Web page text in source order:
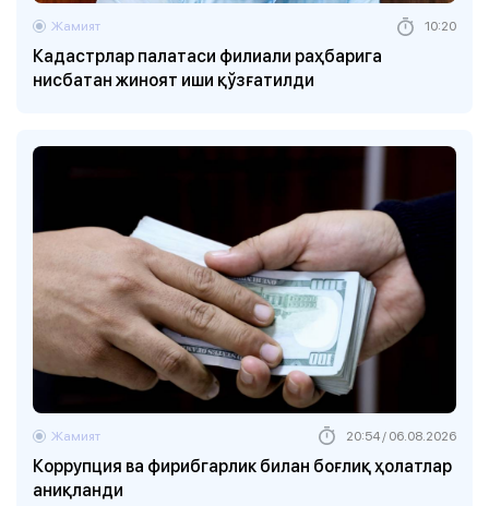
Кадастрлар палатаси филиали раҳбарига
нисбатан жиноят иши қўзғатилди
Жамият 10:20
Коррупция ва фирибгарлик билан боғлиқ ҳолатлар
аниқланди
Жамият 20:54 / 06.08.2026